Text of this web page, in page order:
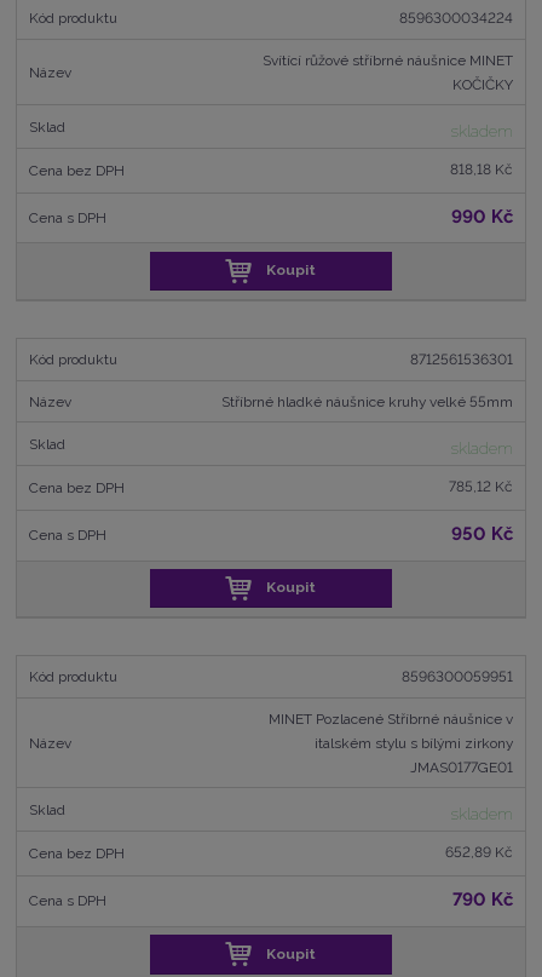
8596300034224
Svítící růžové stříbrné náušnice MINET
KOČIČKY
skladem
818,18 Kč
990 Kč
Koupit
8712561536301
Stříbrné hladké náušnice kruhy velké 55mm
skladem
785,12 Kč
950 Kč
Koupit
8596300059951
MINET Pozlacené Stříbrné náušnice v
italském stylu s bílými zirkony
JMAS0177GE01
skladem
652,89 Kč
790 Kč
Koupit